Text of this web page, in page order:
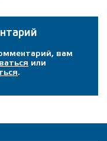
вам
или
.